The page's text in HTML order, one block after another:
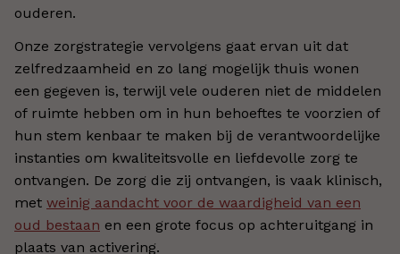
ouderen.
Onze zorgstrategie vervolgens gaat ervan uit dat
zelfredzaamheid en zo lang mogelijk thuis wonen
een gegeven is, terwijl vele ouderen niet de middelen
of ruimte hebben om in hun behoeftes te voorzien of
hun stem kenbaar te maken bij de verantwoordelijke
instanties om kwaliteitsvolle en liefdevolle zorg te
ontvangen. De zorg die zij ontvangen, is vaak klinisch,
met weinig aandacht voor de waardigheid van een
oud bestaan en een grote focus op achteruitgang in
plaats van activering.